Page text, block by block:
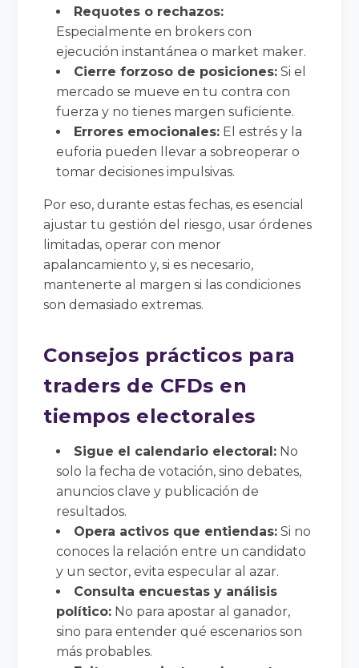
Requotes o rechazos:
Especialmente en brokers con
ejecución instantánea o market maker.
Cierre forzoso de posiciones: Si el
mercado se mueve en tu contra con
fuerza y no tienes margen suficiente.
Errores emocionales: El estrés y la
euforia pueden llevar a sobreoperar o
tomar decisiones impulsivas.
Por eso, durante estas fechas, es esencial
ajustar tu gestión del riesgo, usar órdenes
limitadas, operar con menor
apalancamiento y, si es necesario,
mantenerte al margen si las condiciones
son demasiado extremas.
Consejos prácticos para
traders de CFDs en
tiempos electorales
Sigue el calendario electoral: No
solo la fecha de votación, sino debates,
anuncios clave y publicación de
resultados.
Opera activos que entiendas: Si no
conoces la relación entre un candidato
y un sector, evita especular al azar.
Consulta encuestas y análisis
político: No para apostar al ganador,
sino para entender qué escenarios son
más probables.